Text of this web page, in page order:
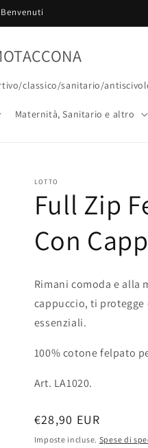
Benvenuti
classico/sanitario/
Maternità, Sanitario e altro
LOTTO
Full Zip
Con
Rimani comoda e alla
cappuccio, ti
essenziali.
100% cotone felpato
Art. LA1020.
Prezzo
di
€28,90 EUR
Imposte incluse. Spese di